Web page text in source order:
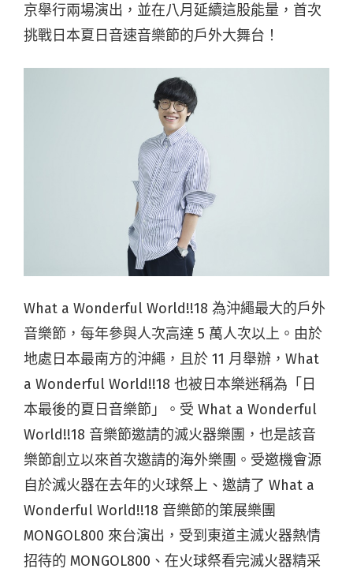
京舉行兩場演出，並在八月延續這股能量，首次
挑戰日本夏日音速音樂節的戶外大舞台！
What a Wonderful World!!18 為沖繩最大的戶外
音樂節，每年參與人次高達 5 萬人次以上。由於
地處日本最南方的沖繩，且於 11 月舉辦，What
a Wonderful World!!18 也被日本樂迷稱為「日
本最後的夏日音樂節」。受 What a Wonderful
World!!18 音樂節邀請的滅火器樂團，也是該音
樂節創立以來首次邀請的海外樂團。受邀機會源
自於滅火器在去年的火球祭上、邀請了 What a
Wonderful World!!18 音樂節的策展樂團
MONGOL800 來台演出，受到東道主滅火器熱情
招待的 MONGOL800、在火球祭看完滅火器精采